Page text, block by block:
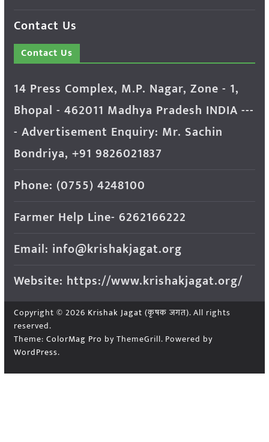
Contact Us
Contact Us
14 Press Complex, M.P. Nagar, Zone - 1,
Bhopal - 462011 Madhya Pradesh INDIA ---
- Advertisement Enquiry: Mr. Sachin
Bondriya, +91 9826021837
Phone: (0755) 4248100
Farmer Help Line- 6262166222
Email: info@krishakjagat.org
Website: https://www.krishakjagat.org/
Copyright © 2026 Krishak Jagat (कृषक जगत). All rights
reserved.
Theme: ColorMag Pro by ThemeGrill. Powered by
WordPress.